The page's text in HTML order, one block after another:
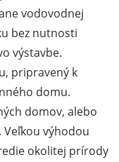
vodovodnej
bez nutnosti
výstavbe.
pripravený k
domu.
domov, alebo
výhodou
okolitej prírody